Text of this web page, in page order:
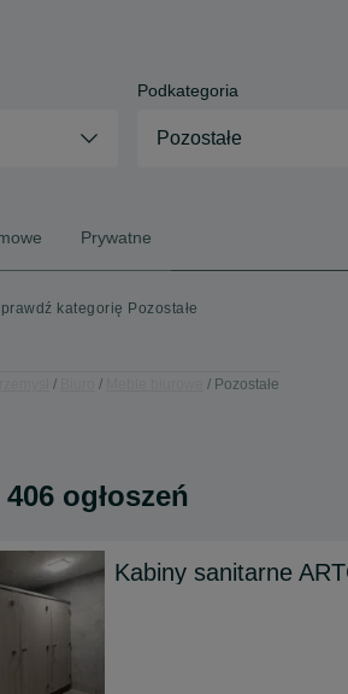
Podkategoria
Pozostałe
Prywatne
kategorię Pozostałe
Pozostałe
ogłoszeń
Kabiny sanitarne